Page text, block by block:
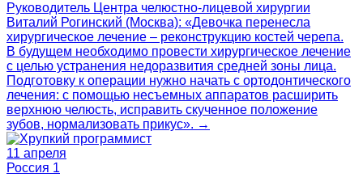
Руководитель Центра челюстно-лицевой хирургии
Виталий Рогинский (Москва): «Девочка перенесла
хирургическое лечение – реконструкцию костей черепа.
В будущем необходимо провести хирургическое лечение
с целью устранения недоразвития средней зоны лица.
Подготовку к операции нужно начать с ортодонтического
лечения: с помощью несъемных аппаратов расширить
верхнюю челюсть, исправить скученное положение
зубов, нормализовать прикус». →
11 апреля
Россия 1